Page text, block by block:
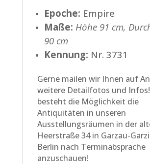
Epoche: Empire
Maße: Höhe 91 cm,
90 cm
Kennung: Nr. 3731
Gerne mailen wir Ihnen auf
weitere Detailfotos und Infos!
besteht die Möglichkeit die
Antiquitäten in unseren
Ausstellungsräumen in der
Heerstraße 34 in Garzau-
Berlin nach Terminabsprache
anzuschauen!